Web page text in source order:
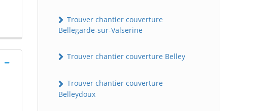
Trouver chantier couverture
Bellegarde-sur-Valserine
Trouver chantier couverture Belley
Trouver chantier couverture
Belleydoux